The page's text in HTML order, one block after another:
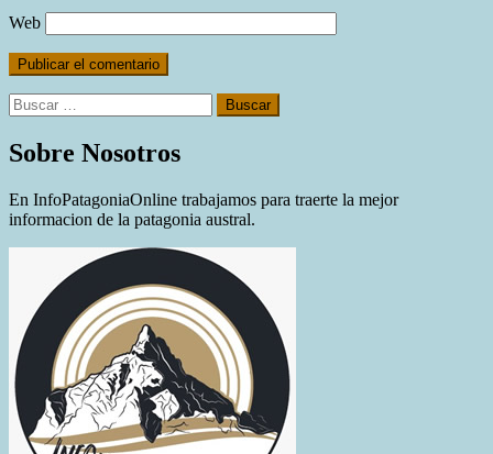
Web
Buscar:
Sobre Nosotros
En InfoPatagoniaOnline trabajamos para traerte la mejor
informacion de la patagonia austral.